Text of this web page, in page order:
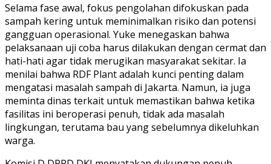
Selama fase awal, fokus pengolahan difokuskan pada
sampah kering untuk meminimalkan risiko dan potensi
gangguan operasional. Yuke menegaskan bahwa
pelaksanaan uji coba harus dilakukan dengan cermat dan
hati-hati agar tidak merugikan masyarakat sekitar. Ia
menilai bahwa RDF Plant adalah kunci penting dalam
mengatasi masalah sampah di Jakarta. Namun, ia juga
meminta dinas terkait untuk memastikan bahwa ketika
fasilitas ini beroperasi penuh, tidak ada masalah
lingkungan, terutama bau yang sebelumnya dikeluhkan
warga.